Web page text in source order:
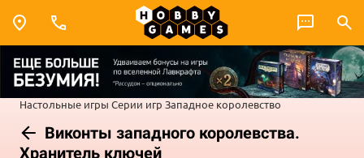
Настольные игры Серии игр Западное королевство
Виконты западного королевства.
Хранитель ключей